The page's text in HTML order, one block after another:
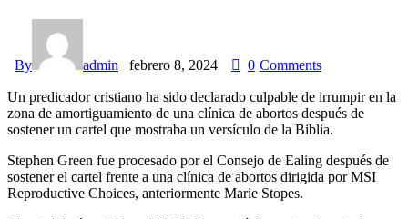
By admin febrero 8, 2024 0 Comments
Un predicador cristiano ha sido declarado culpable de irrumpir en la
zona de amortiguamiento de una clínica de abortos después de
sostener un cartel que mostraba un versículo de la Biblia.
Stephen Green fue procesado por el Consejo de Ealing después de
sostener el cartel frente a una clínica de abortos dirigida por MSI
Reproductive Choices, anteriormente Marie Stopes.